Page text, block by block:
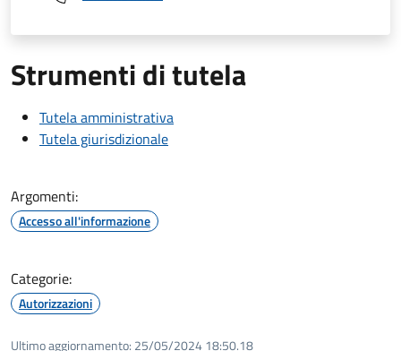
Strumenti di tutela
Tutela amministrativa
Tutela giurisdizionale
Argomenti:
Accesso all'informazione
Categorie:
Autorizzazioni
Ultimo aggiornamento: 25/05/2024 18:50.18